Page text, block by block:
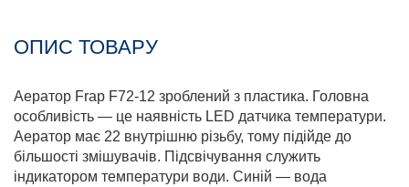
ОПИС ТОВАРУ
Аератор Frap F72-12 зроблений з пластика. Головна
особливість — це наявність LED датчика температури.
Аератор має 22 внутрішню різьбу, тому підійде до
більшості змішувачів. Підсвічування служить
індикатором температури води. Синій — вода